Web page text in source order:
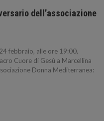
dell’associazione
febbraio, alle ore 19:00,
Cuore di Gesù a Marcellina
Donna Mediterranea: